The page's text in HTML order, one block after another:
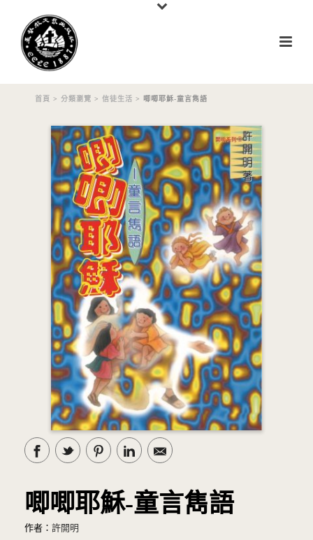
首頁 > 分類瀏覽 > 信徒生活 > 唧唧耶穌-童言雋語
唧唧耶穌-童言雋語
作者： 許開明